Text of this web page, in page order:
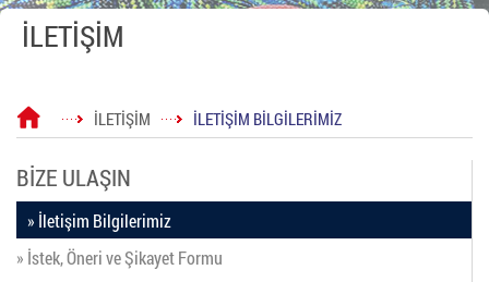
İLETİŞİM
İLETİŞİM İLETİŞİM BİLGİLERİMİZ
BİZE ULAŞIN
» İletişim Bilgilerimiz
» İstek, Öneri ve Şikayet Formu